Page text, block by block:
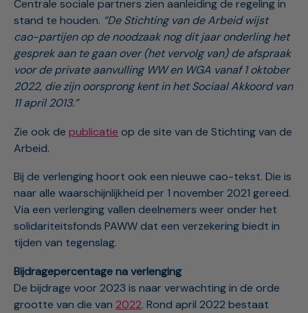
Centrale sociale partners zien aanleiding de regeling in
stand te houden. “De Stichting van de Arbeid wijst
cao-partijen op de noodzaak nog dit jaar onderling het
gesprek aan te gaan over (het vervolg van) de afspraak
voor de private aanvulling WW en WGA vanaf 1 oktober
2022, die zijn oorsprong kent in het Sociaal Akkoord van
11 april 2013.”
Zie ook de publicatie op de site van de Stichting van de
Arbeid.
Bij de verlenging hoort ook een nieuwe cao-tekst. Die is
naar alle waarschijnlijkheid per 1 november 2021 gereed.
Via een verlenging vallen deelnemers weer onder het
solidariteitsfonds PAWW dat een verzekering biedt in
tijden van tegenslag.
Bijdragepercentage na verlenging
De bijdrage voor 2023 is naar verwachting in de orde
grootte van die van 2022. Rond april 2022 bestaat